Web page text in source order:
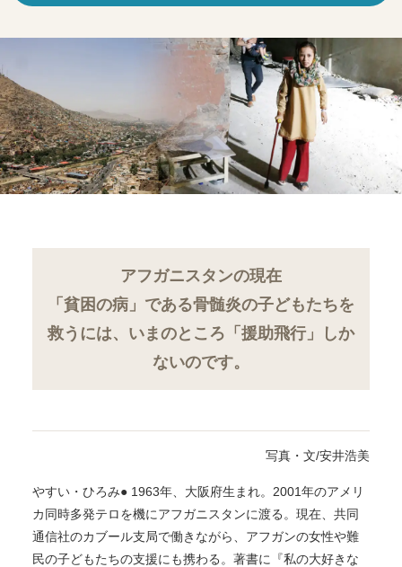
アフガニスタンの現在
「貧困の病」である骨髄炎の子どもたちを
救うには、 いまのところ「援助飛行」しか
ないのです。
写真・文/安井浩美
やすい・ひろみ● 1963年、大阪府生まれ。2001年のアメリ
カ同時多発テロを機にアフガニスタンに渡る。現在、共同
通信社のカブール支局で働きながら、アフガンの女性や難
民の子どもたちの支援にも携わる。著書に『私の大好きな